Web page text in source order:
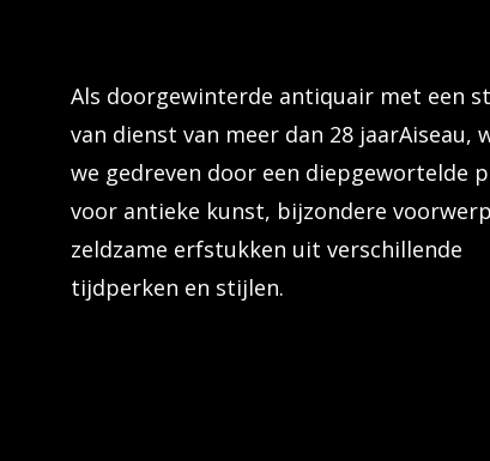
Als doorgewinterde antiquair met een
van dienst van meer dan 28 jaarAiseau,
we gedreven door een diepgewortelde
voor antieke kunst, bijzondere
zeldzame erfstukken uit verschillende
tijdperken en stijlen.